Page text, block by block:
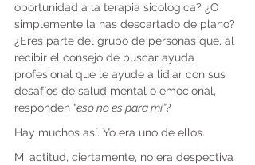
oportunidad a la terapia sicológica? ¿O
simplemente la has descartado de plano?
¿Eres parte del grupo de personas que, al
recibir el consejo de buscar ayuda
profesional que le ayude a lidiar con sus
desafíos de salud mental o emocional,
responden “eso no es para mí”?
Hay muchos así. Yo era uno de ellos.
Mi actitud, ciertamente, no era despectiva